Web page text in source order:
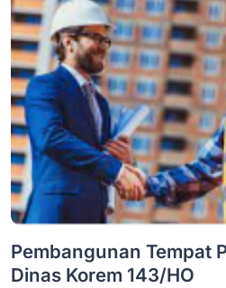
Pembangunan Tempat
Dinas Korem 143/HO